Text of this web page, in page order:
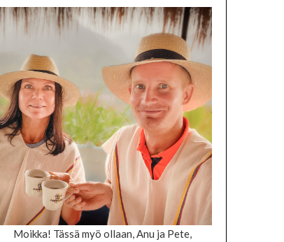
Moikka! Tässä myö ollaan, Anu ja Pete,